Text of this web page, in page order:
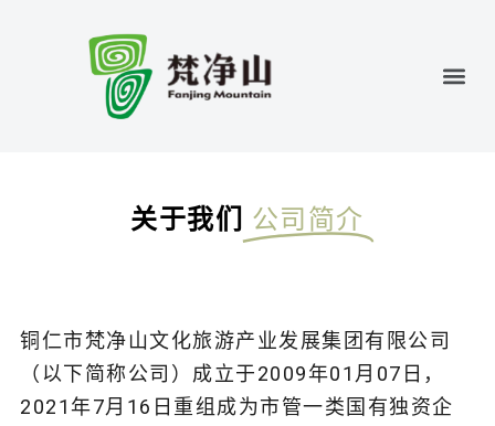
关于我们 公司简介
铜仁市梵净山文化旅游产业发展集团有限公司
（以下简称公司）成立于2009年01月07日，
2021年7月16日重组成为市管一类国有独资企